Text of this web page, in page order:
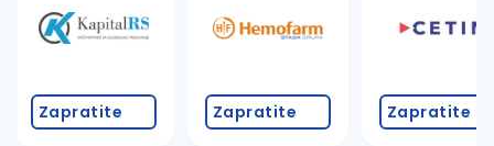
Zapratite Zapratite Zapratite